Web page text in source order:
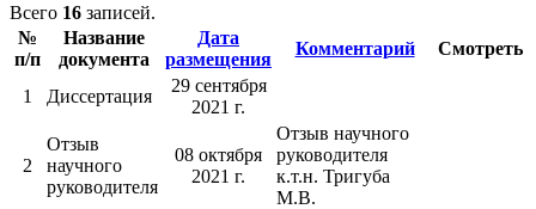
Всего 16 записей.
№
п/п
Название
документа
Дата
размещения
Комментарий Смотреть
1 Диссертация
29 сентября
2021 г.
2
Отзыв
научного
руководителя
08 октября
2021 г.
Отзыв научного
руководителя
к.т.н. Тригуба
М.В.